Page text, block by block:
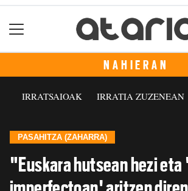
NAHIERAN
IRRATSAIOAK IRRATIA ZUZENEAN
PASAHITZA (ZAHARRA)
"Euskara hutsean hezi